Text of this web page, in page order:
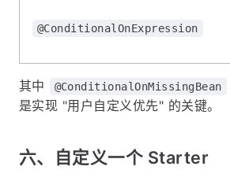
@ConditionalOnExpression
其中 @ConditionalOnMissingBean
是实现 "用户自定义优先" 的关键。
六、自定义一个 Starter